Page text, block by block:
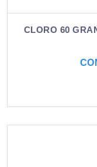
CLORO 60